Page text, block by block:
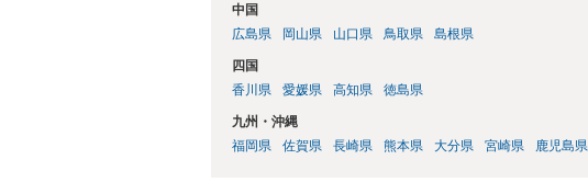
中国
広島県
岡山県 山口県 鳥取県 島根県
四国
香川県
愛媛県 高知県 徳島県
九州・沖縄
福岡県
佐賀県 長崎県 熊本県 大分県 宮崎県 鹿児島県